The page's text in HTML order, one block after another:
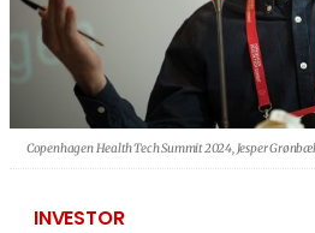
Copenhagen Health Tech Summit 2024, Jesper
INVESTOR